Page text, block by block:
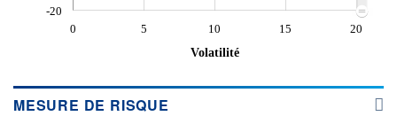
-20
0 5 10 15
20
Volatilité
MESURE DE RISQUE